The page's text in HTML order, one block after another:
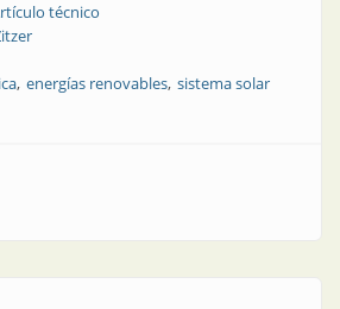
técnico
energías renovables sistema solar
Electrotécnica | Proyecto Casa de